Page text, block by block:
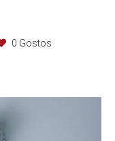
0 Gostos